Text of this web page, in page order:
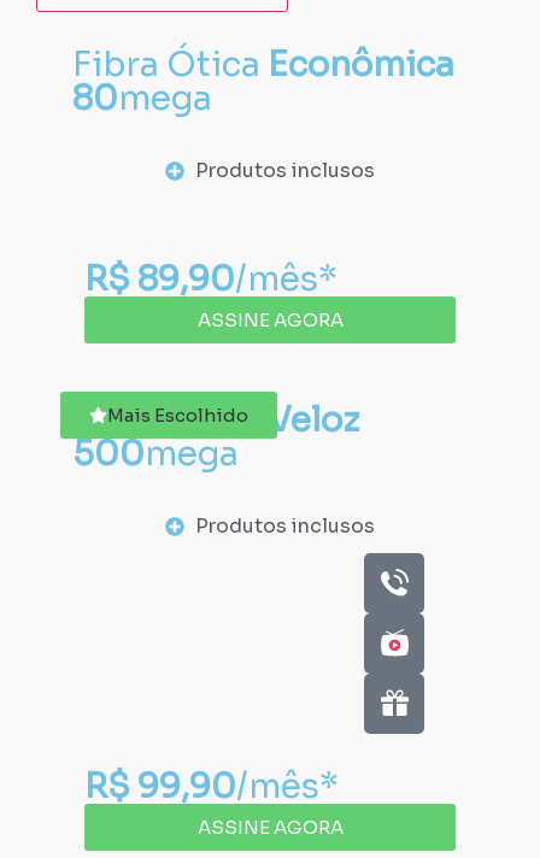
Fibra Ótica Econômica
80mega
Produtos inclusos
R$ 89,90/mês*
ASSINE AGORA
Fibra Ótica
Veloz
500mega
Produtos inclusos
R$ 99,90/mês*
ASSINE AGORA
Mais Escolhido